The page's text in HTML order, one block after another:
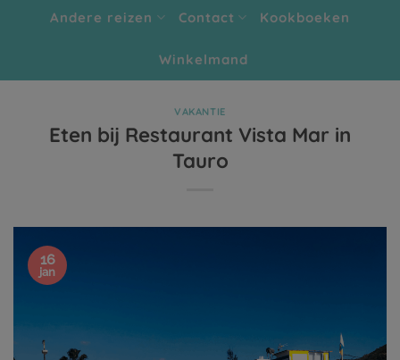
Andere reizen Contact Kookboeken
Winkelmand
VAKANTIE
Eten bij Restaurant Vista Mar in
Tauro
16
jan